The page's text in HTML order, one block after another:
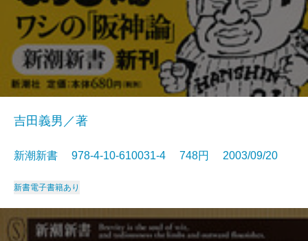
吉田義男／著
新潮新書 978-4-10-610031-4 748円 2003/09/20
新書電子書籍あり